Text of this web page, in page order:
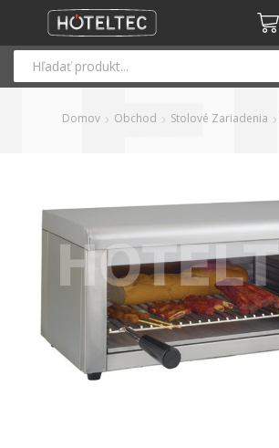
Domov Obchod Stolové Zariadenia